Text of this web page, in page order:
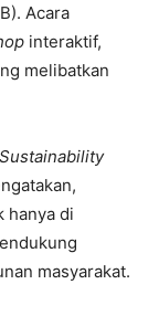
Acara
interaktif,
melibatkan
hanya di
masyarakat.